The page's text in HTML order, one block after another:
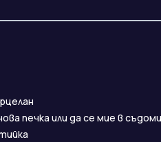
печка или да се мие в